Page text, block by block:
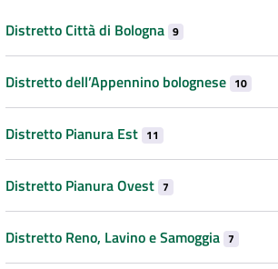
Distretto Città di Bologna 9
Distretto dell’Appennino bolognese 10
Distretto Pianura Est 11
Distretto Pianura Ovest 7
Distretto Reno, Lavino e Samoggia 7